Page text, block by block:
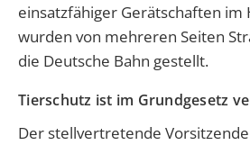
einsatzfähiger Gerätschaften im
wurden von mehreren Seiten
die Deutsche Bahn gestellt.
Tierschutz ist im Grundgesetz
Der stellvertretende